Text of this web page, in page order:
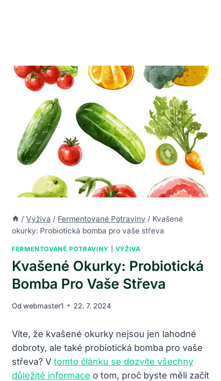
/ Výživa / Fermentované Potraviny / Kvašené
okurky: Probiotická bomba pro vaše střeva
FERMENTOVANÉ POTRAVINY VÝŽIVA
Kvašené Okurky: Probiotická
Bomba Pro Vaše Střeva
Od webmaster1 22. 7. 2024
Víte, že kvašené okurky nejsou jen lahodné
dobroty, ale také probiotická bomba pro vaše
střeva? V tomto článku se dozvíte všechny
důležité informace o tom, proč byste měli začít